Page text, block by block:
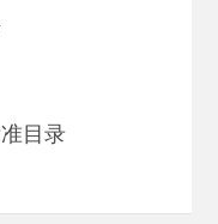
目录